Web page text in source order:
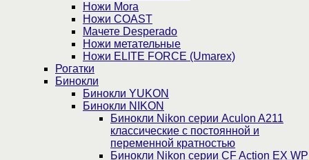
Ножи Mora
Ножи COAST
Мачете Desperado
Ножи метательные
Ножи ELITE FORCE (Umarex)
Рогатки
Бинокли
Бинокли YUKON
Бинокли NIKON
Бинокли Nikon серии Aculon A211
классические с постоянной и
переменной кратностью
Бинокли Nikon серии СF Action EX WP